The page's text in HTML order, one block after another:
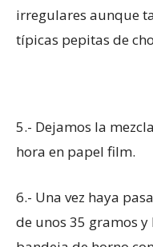
irregulares aunque
típicas pepitas de
5.- Dejamos la
hora en papel film.
6.- Una vez haya
de unos 35 gramos